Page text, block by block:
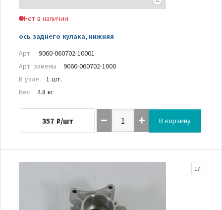
Нет в наличии
ось заднего кулака, нижняя
Арт.
9060-060702-10001
Арт. замены
9060-060702-1000
В узле
1 шт.
Вес
4.8 кг
357 ₽/шт В корзину
17